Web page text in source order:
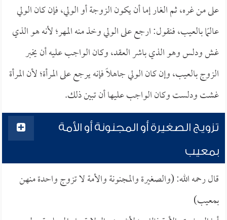
على من غره، ثم الغار إما أن يكون الزوجة أو الولي، فإن كان الولي
عالمًا بالعيب، فنقول: ارجع على الولي وخذ منه المهر؛ لأنه هو الذي
غش ودلس وهو الذي باشر العقد، وكان الواجب عليه أن يخبر
الزوج بالعيب، وإن كان الولي جاهلًا فإنه يرجع على المرأة؛ لأن المرأة
غشت ودلست وكان الواجب عليها أن تبين ذلك.
تزويج الصغيرة أو المجنونة أو الأمة
بمعيب
قال رحمه الله: (والصغيرة والمجنونة والأمة لا تزوج واحدة منهن
بمعيب)